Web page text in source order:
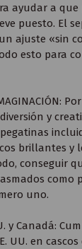
ayudar a
puesto. El
ajuste «sin
esto para
y
brillantes y
conseguir
como
uno.
y Canadá:
UU. en